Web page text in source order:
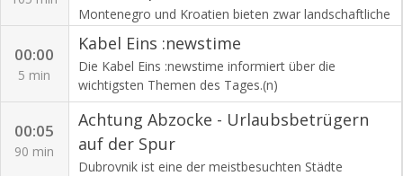
ebenso wie die berühmten Orte, an denen
Fernsehserien und Kinofilme gedreht wurden. Das
touristische Leben spielt sich eigentlich nur in diesen
Gassen ab, und genau deshalb findet man genau hier
auch die Abzocker. Peter Giesel ist ihnen dicht auf den
Fersen.(n)
Montenegro und Kroatien bieten zwar landschaftliche
Schönheit mit der Bucht von Kotor, Inseln und
Dubrovniks Altstadt, doch hinter der Postkartenidylle
lauert oft Abzocke. Peter Giesel reist entlang der
Balkan-Küste und prüft, wo Urlauber kräftig zur Kasse
gebeten werden.(n)
00:00
5 min
Kabel Eins :newstime
Die Kabel Eins :newstime informiert über die
wichtigsten Themen des Tages.(n)
00:05
90 min
Achtung Abzocke - Urlaubsbetrügern
auf der Spur
Dubrovnik ist eine der meistbesuchten Städte